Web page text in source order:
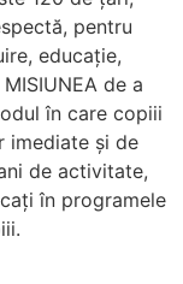
pentru
educație,
de a
în care copiii
imediate şi de
de activitate,
în programele